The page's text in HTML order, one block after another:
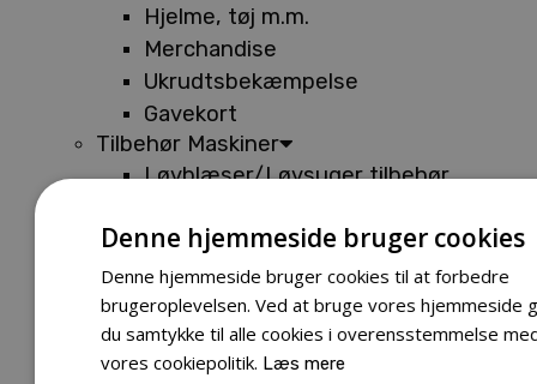
Hjelme, tøj m.m.
Merchandise
Ukrudtsbekæmpelse
Gavekort
Tilbehør Maskiner
Løvblæser/Løvsuger tilbehør
Tilbehør Buskryddere og Trimmere
Tilbehør Entreprenørudstyr
Tilbehør Havetraktor
Tilbehør Hækkeklippere
Tilbehør Motorsav
Denne hjemmeside bruger cookies
Denne hjemmeside bruger cookies til at forbedre
brugeroplevelsen. Ved at bruge vores hjemmeside
du samtykke til alle cookies i overensstemmelse
vores cookiepolitik. Læs mere